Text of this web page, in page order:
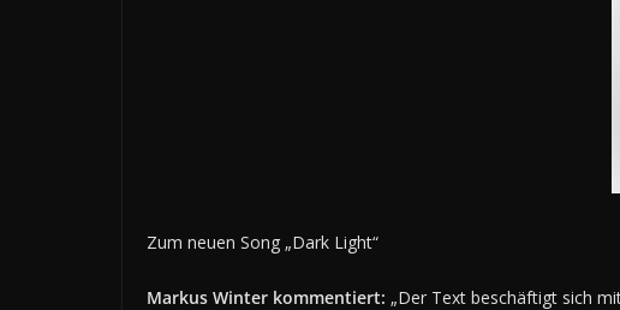
Zum neuen Song „Dark Light“
Markus Winter kommentiert: „Der Text beschäftigt sich